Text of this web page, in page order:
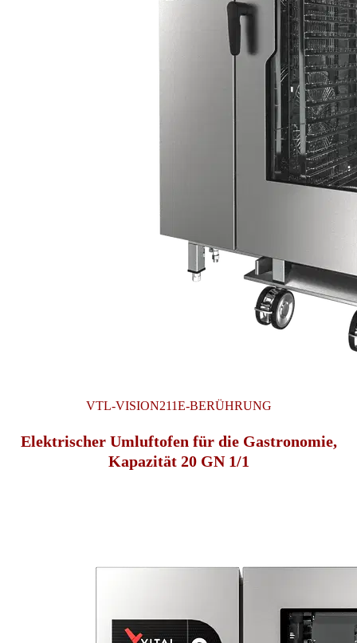
VTL-VISION211E-BERÜHRUNG
Elektrischer Umluftofen für die Gastronomie,
Kapazität 20 GN 1/1